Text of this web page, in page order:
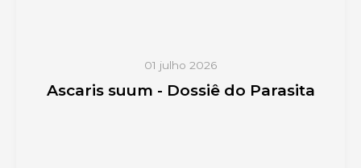
01 julho 2026
Ascaris suum - Dossiê do Parasita